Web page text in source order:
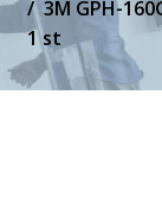
3M GPH-
1 st